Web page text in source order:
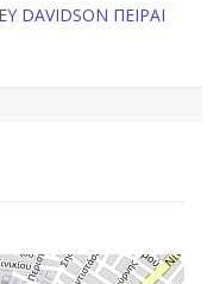
DAVIDSON ΠΕΙΡΑΙ